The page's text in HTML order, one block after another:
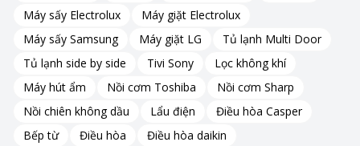
phẩm có hiện tượng phồng rộp, bong tróc chống dính (do lỗi của
nhà sản xuất).
Tay cầm đúc liền và chống nóng
Chảo chống dính Scanpan
sử dụng tay cầmBAKELITEđược đúc liền với thân, tay cầm
chắc chắn và chống nóng, chịu nhiệt ngay cả khi bạn sử dụng
Máy sấy Electrolux
Máy giặt Electrolux
Máy sấy Samsung
Máy giặt LG
Tủ lạnh Multi Door
Tủ lạnh side by side
Tivi Sony
Lọc không khí
Máy hút ẩm
Nồi cơm Toshiba
Nồi cơm Sharp
Nồi chiên không dầu
Lẩu điện
Điều hòa Casper
Bếp từ
Điều hòa Điều hòa daikin